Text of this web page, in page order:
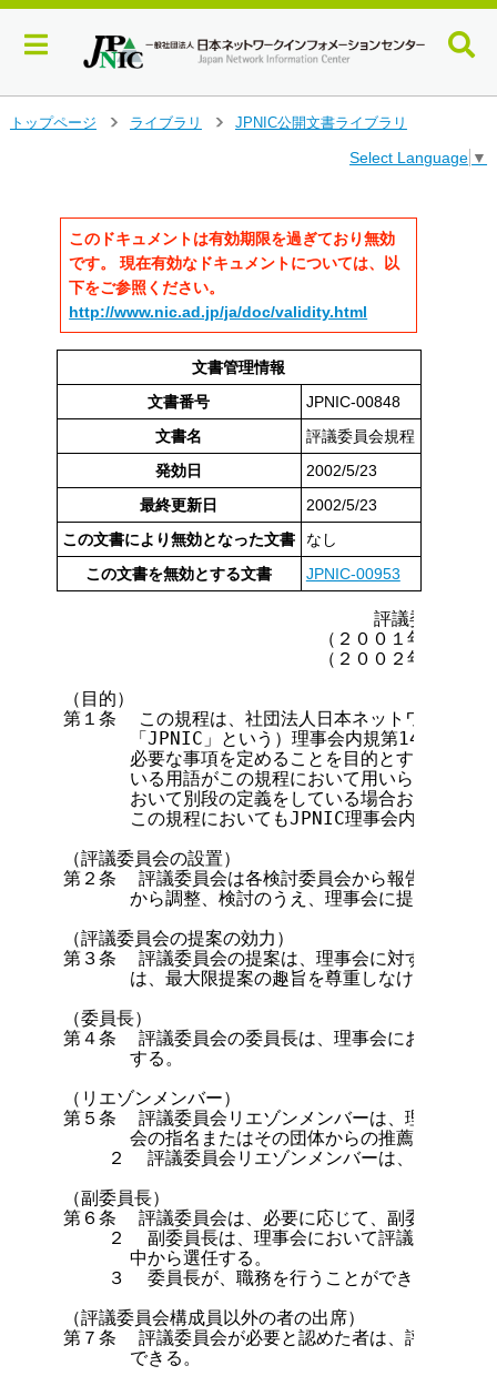
トップページ
ライブラリ
JPNIC公開文書ライブラリ
Select Language ▼
このドキュメントは有効期限を過ぎており無効
です。 現在有効なドキュメントについては、以
下をご参照ください。
http://www.nic.ad.jp/ja/doc/validity.html
文書管理情報
文書番号
JPNIC-00848
文書名
評議委員会規程
発効日
2002/5/23
最終更新日
2002/5/23
この文書により無効となった文書
なし
この文書を無効とする文書
JPNIC-00953
                            評議委員会規程
（２００１年５月３０
（２００２年５月２３
（目的）
第１条  この規程は、社団法人日本ネットワークイ
「JPNIC」という）理事会内規第14条に基づ
必要な事項を定めることを目的とする。
いる用語がこの規程において用いられている
おいて別段の定義をしている場合および文脈
この規程においてもJPNIC理事会内規所定の
（評議委員会の設置）
第２条  評議委員会は各検討委員会から報告・提案
から調整、検討のうえ、理事会に提案するこ
（評議委員会の提案の効力）
第３条  評議委員会の提案は、理事会に対する勧告
は、最大限提案の趣旨を尊重しなければなら
（委員長）
第４条  評議委員会の委員長は、理事会において評
      する。
（リエゾンメンバー）
第５条  評議委員会リエゾンメンバーは、理事会が
会の指名またはその団体からの推薦に基づき
２  評議委員会リエゾンメンバーは、議決権を
（副委員長）
第６条  評議委員会は、必要に応じて、副委員長を
２  副委員長は、理事会において評議委員会メ
      中から選任する。
３  委員長が、職務を行うことができない場合
（評議委員会構成員以外の者の出席）
第７条  評議委員会が必要と認めた者は、評議委員
      できる。